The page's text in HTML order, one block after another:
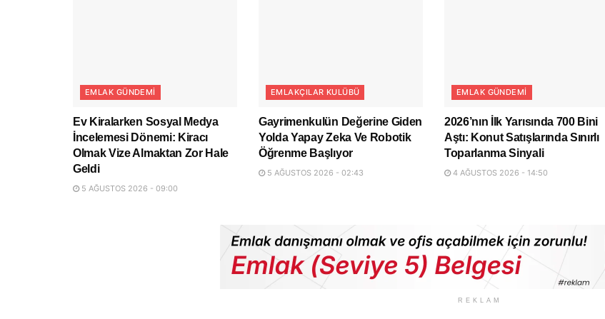
EMLAK GÜNDEMI
Ev Kiralarken Sosyal Medya
İncelemesi Dönemi: Kiracı
Olmak Vize Almaktan Zor Hale
Geldi
5 AĞUSTOS 2026 - 09:00
EMLAKÇILAR KULÜBÜ
Gayrimenkulün Değerine Giden
Yolda Yapay Zeka Ve Robotik
Öğrenme Başlıyor
5 AĞUSTOS 2026 - 02:43
EMLAK GÜNDEMI
2026’nın İlk Yarısında 700 Bini
Aştı: Konut Satışlarında Sınırlı
Toparlanma Sinyali
4 AĞUSTOS 2026 - 14:50
REKLAM